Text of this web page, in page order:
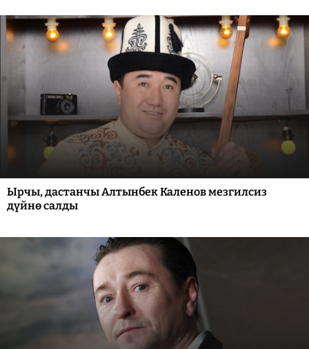
Ырчы, дастанчы Алтынбек Каленов мезгилсиз
дүйнө салды